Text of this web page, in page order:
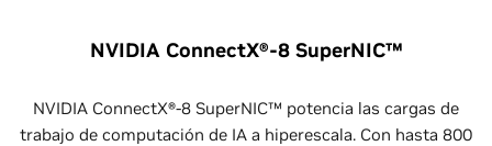
NVIDIA ConnectX®-8 SuperNIC™
NVIDIA ConnectX®-8 SuperNIC™ potencia las cargas de
trabajo de computación de IA a hiperescala. Con hasta 800